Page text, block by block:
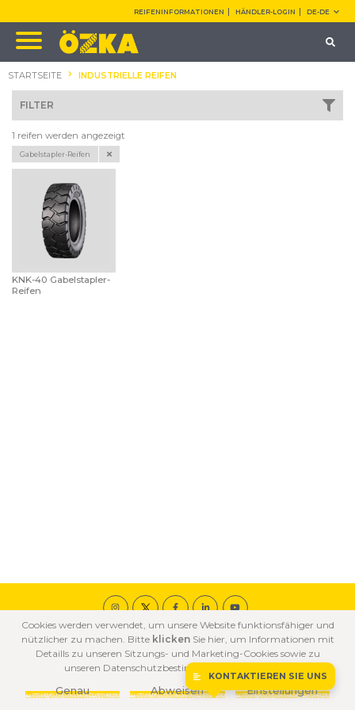
REIFENINFORMATIONEN HÄNDLER-LOGIN DE-DE
STARTSEITE INDUSTRIELLE REIFEN
FILTER
1 reifen werden angezeigt
Gabelstapler-Reifen
KNK-40 Gabelstapler-
Reifen
© 2020 ÖZKA Alle Rechte vorbehalten.
COOKIE
DATENSCHUTZ
BESTİMMUNGEN
NUTZUNGSBEDINGUNGEN
KONTAKTIEREN SIE UNS
Cookies werden verwendet, um unsere Website funktionsfähiger und
nützlicher zu machen. Bitte klickenSie hier, um Informationen mit
Detaills zu unseren Sitzungs- und Marketing-Cookies sowie zu
unseren Datenschutzbestimmungen zu erhalten.
Genau Abweisen Einstellungen